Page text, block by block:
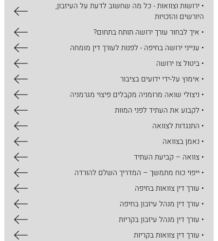
• ירושות וצוואות - כל מה שחשוב לדעת על העיזבון,
היורשים והזכויות
• איך לבחור עורך ירושה תותח בתחום?
• ענייני ירושה בחיפה - לפנות לעורך דין מומחה
• ביטול צו ירושה
• אימוץ על-ידי ידועים בציבור
• ניצולי שואה מרומניה מקבלים פיצוי מגרמניה
• לקבוע את העתיד לפני המוות
• התנגדות לצוואה
• נאמן בצוואה
• צוואה – קביעת העתיד
• ייפוי כוח מתמשך – המדריך השלם להורדה
• עורך דין צוואות בחיפה
• עורך דין מנהל עיזבון בחיפה
• עורך דין מנהל עיזבון בקריות
• עורך דין צוואות בקריות